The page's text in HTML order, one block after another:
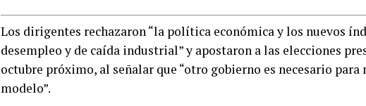
Los dirigentes rechazaron “la política económica y los nuevos
desempleo y de caída industrial” y apostaron a las elecciones
octubre próximo, al señalar que “otro gobierno es necesario
modelo”.